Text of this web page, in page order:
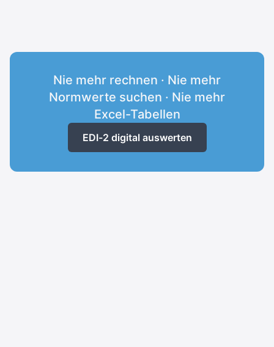
Nie mehr rechnen · Nie mehr
Normwerte suchen · Nie mehr
Excel-Tabellen
EDI-2 digital auswerten